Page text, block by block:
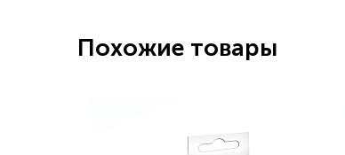
Похожие товары